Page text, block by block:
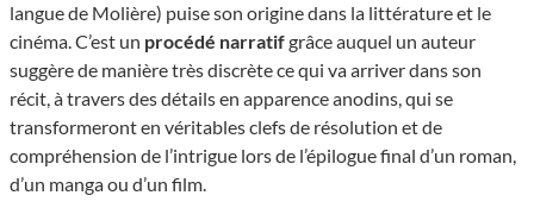
langue de Molière) puise son origine dans la littérature et le
cinéma. C’est un procédé narratifgrâce auquel un auteur
suggère de manière très discrète ce qui va arriver dans son
récit, à travers des détails en apparence anodins, qui se
transformeront en véritables clefs de résolution et de
compréhension de l’intrigue lors de l’épilogue final d’un roman,
d’un manga ou d’un film.